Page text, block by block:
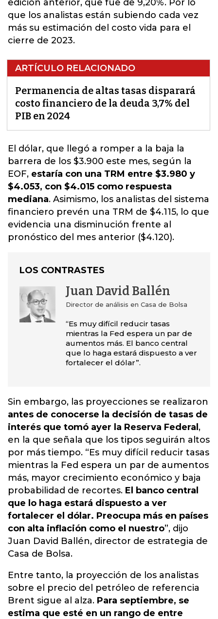
edición anterior, que fue de 9,20%. Por lo
que los analistas están subiendo cada vez
más su estimación del costo vida para el
cierre de 2023.
ARTÍCULO RELACIONADO
Permanencia de altas tasas disparará
costo financiero de la deuda 3,7% del
PIB en 2024
El dólar, que llegó a romper a la baja la
barrera de los $3.900 este mes, según la
EOF, estaría con una TRM entre $3.980 y
$4.053, con $4.015 como respuesta
mediana. Asimismo, los analistas del sistema
financiero prevén una TRM de $4.115, lo que
evidencia una disminución frente al
pronóstico del mes anterior ($4.120).
LOS CONTRASTES
Juan David Ballén
Director de análisis en Casa de Bolsa
“Es muy difícil reducir tasas
mientras la Fed espera un par de
aumentos más. El banco central
que lo haga estará dispuesto a ver
fortalecer el dólar”.
Sin embargo, las proyecciones se realizaron
antes de conocerse la decisión de tasas de
interés que tomó ayer la Reserva Federal ,
en la que señala que los tipos seguirán altos
por más tiempo. “Es muy difícil reducir tasas
mientras la Fed espera un par de aumentos
más, mayor crecimiento económico y baja
probabilidad de recortes. El banco central
que lo haga estará dispuesto a ver
fortalecer el dólar. Preocupa más en países
con alta inflación como el nuestro”, dijo
Juan David Ballén, director de estrategia de
Casa de Bolsa.
Entre tanto, la proyección de los analistas
sobre el precio del petróleo de referencia
Brent sigue al alza. Para septiembre, se
estima que esté en un rango de entre